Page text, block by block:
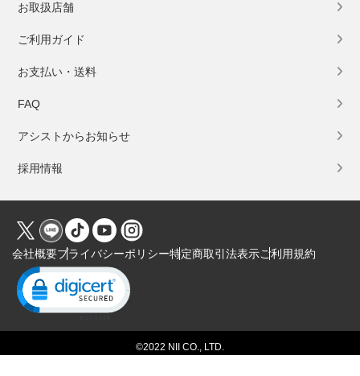
お取扱店舗
ご利用ガイド
お支払い・送料
FAQ
アシストからお知らせ
採用情報
会社概要プライバシーポリシー特定商取引法表示ご利用規約
Click to open certificate verification popup
©2022 NII CO., LTD.